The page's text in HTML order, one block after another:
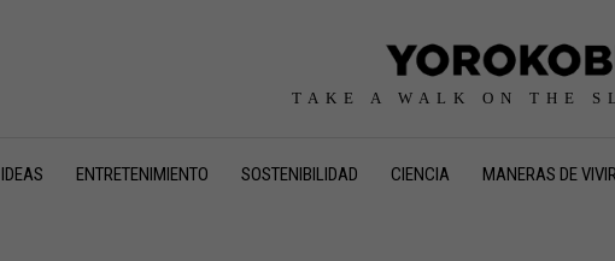
TAKE A WALK ON THE
IDEAS ENTRETENIMIENTO SOSTENIBILIDAD CIENCIA MANERAS DE VIVIR